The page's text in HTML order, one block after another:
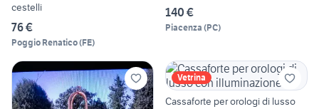
cestelli
76 €
Poggio Renatico(FE)
140 €
Piacenza (PC)
Vetrina
Cassaforte per orologi di lusso